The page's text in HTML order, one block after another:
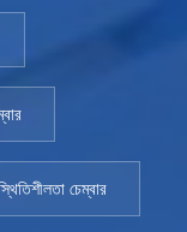
চেম্বার